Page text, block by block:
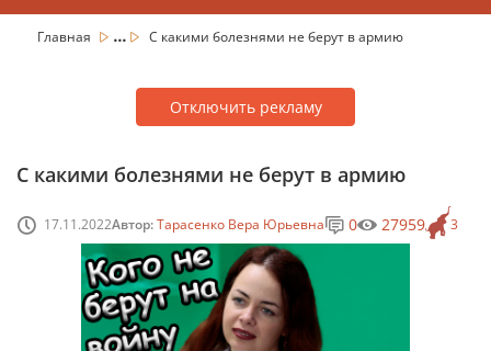
Главная ... С какими болезнями не берут в армию
Отключить рекламу
С какими болезнями не берут в армию
17.11.2022Автор:Тарасенко Вера Юрьевна 3
0 27959